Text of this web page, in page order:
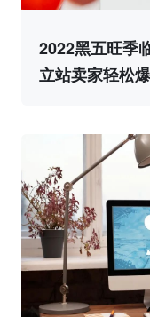
2022黑五旺季
立站卖家轻松